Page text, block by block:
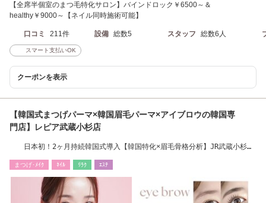
【全席半個室のまつ毛特化サロン】バインドロック￥6500～＆
healthy￥9000～【ネイル同時施術可能】
口コミ 211件 設備 総数5 スタッフ 総数6人
スマート支払いOK
クーポンを表示
【韓国式まつげパーマ×韓国眉毛パーマ×アイブロウの韓国専
門店】レピア武蔵小杉店
日本初！2ヶ月持続韓国式導入【韓国特化×眉毛骨格分析】JR武蔵小杉駅
まつげ･ﾒｲｸ ﾈｲﾙ ﾘﾗｸ ｴｽﾃ